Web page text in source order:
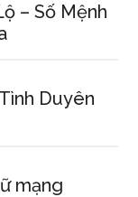
– Số Mệnh
Duyên
mạng